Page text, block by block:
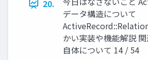
20.
データ構造について
かい実装や機能解説
自体について 14 / 54